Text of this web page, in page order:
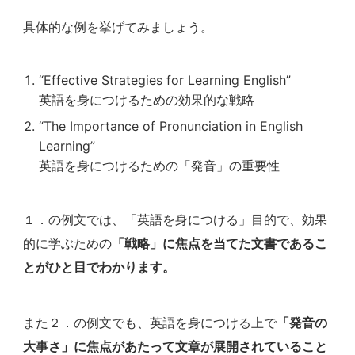
具体的な例を挙げてみましょう。
“Effective Strategies for Learning English”
英語を身につけるための効果的な戦略
“The Importance of Pronunciation in English
Learning”
英語を身につけるための「発音」の重要性
１．の例文では、「英語を身につける」目的で、効果
的に学ぶための 「戦略」に焦点を当てた文書であるこ
とがひと目でわかります。
また２．の例文でも、英語を身につける上で 「発音の
大事さ」に焦点があたって文章が展開されていること